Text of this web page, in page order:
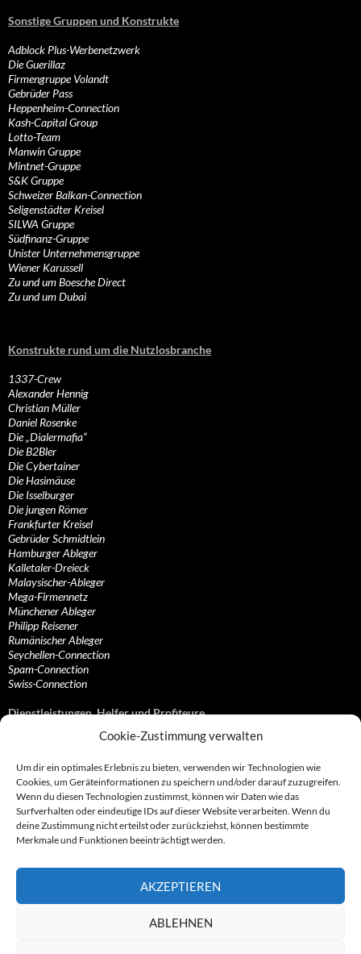
Cookie-Zustimmung verwalten
Um dir ein optimales Erlebnis zu bieten, verwenden wir Technologien wie
Cookies, um Geräteinformationen zu speichern und/oder darauf zuzugreifen.
Wenn du diesen Technologien zustimmst, können wir Daten wie das
Surfverhalten oder eindeutige IDs auf dieser Website verarbeiten. Wenn du
deine Zustimmung nicht erteilst oder zurückziehst, können bestimmte
Merkmale und Funktionen beeinträchtigt werden.
AKZEPTIEREN
ABLEHNEN
Sonstige Gruppen und Konstrukte
Adblock Plus-Werbenetzwerk
Die Guerillaz
Firmengruppe Volandt
Gebrüder Pass
Heppenheim-Connection
Kash-Capital Group
Lotto-Team
Manwin Gruppe
Mintnet-Gruppe
S&K Gruppe
Schweizer Balkan-Connection
Seligenstädter Kreisel
SILWA Gruppe
Südfinanz-Gruppe
Unister Unternehmensgruppe
Wiener Karussell
Zu und um Boesche Direct
Zu und um Dubai
Konstrukte rund um die Nutzlosbranche
1337-Crew
Alexander Hennig
Christian Müller
Daniel Rosenke
Die „Dialermafia“
Die B2Bler
Die Cybertainer
Die Hasimäuse
Die Isselburger
Die jungen Römer
Frankfurter Kreisel
Gebrüder Schmidtlein
Hamburger Ableger
Kalletaler-Dreieck
Malaysischer-Ableger
Mega-Firmennetz
Münchener Ableger
Philipp Reisener
Rumänischer Ableger
Seychellen-Connection
Spam-Connection
Swiss-Connection
Dienstleistungen, Helfer und Profiteure
Anonymisierungsdienste, VPN- und Web-Proxy…
Bezahlsysteme, Finanzdienstleister und…
Bürodienstleister, Firmengründer- und/oder…
Datenhändler, Adressbroker und zielgerichtetes…
Hosting, Routing, Provider, Domain-, Web- und…
Inkasso, Forderungsmanagement und eintreibende…
Spieleanbieter, Online- und Browsergames
Partnerprogramme, Vertriebskanäle- und…
Telekommunikationsdienstleister, Internet…
Vereine, Verbände, Vereinigungen und Lobbyisten
Web-Rotlichtbezirk, Erotik- und XXX-Anbieter
Sonstige Dienstleister, Profiteure und Kooperationen